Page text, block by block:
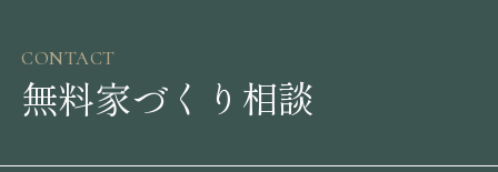
CONTACT
無料家づくり相談